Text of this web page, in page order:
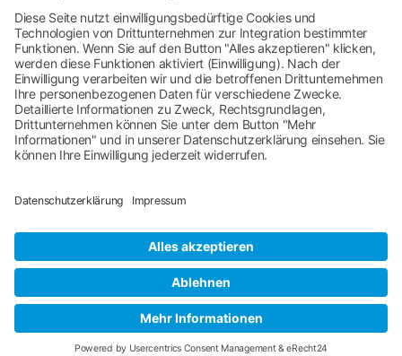
Für ein naturnahes Bad
Kissingen.
Stadt Bad Kissingen
Umsetzung und DesignWild Media GmbH